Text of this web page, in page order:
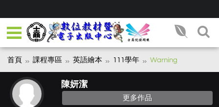
首頁 課程專區 英語繪本 111學年 Warning
陳妍潔
更多作品